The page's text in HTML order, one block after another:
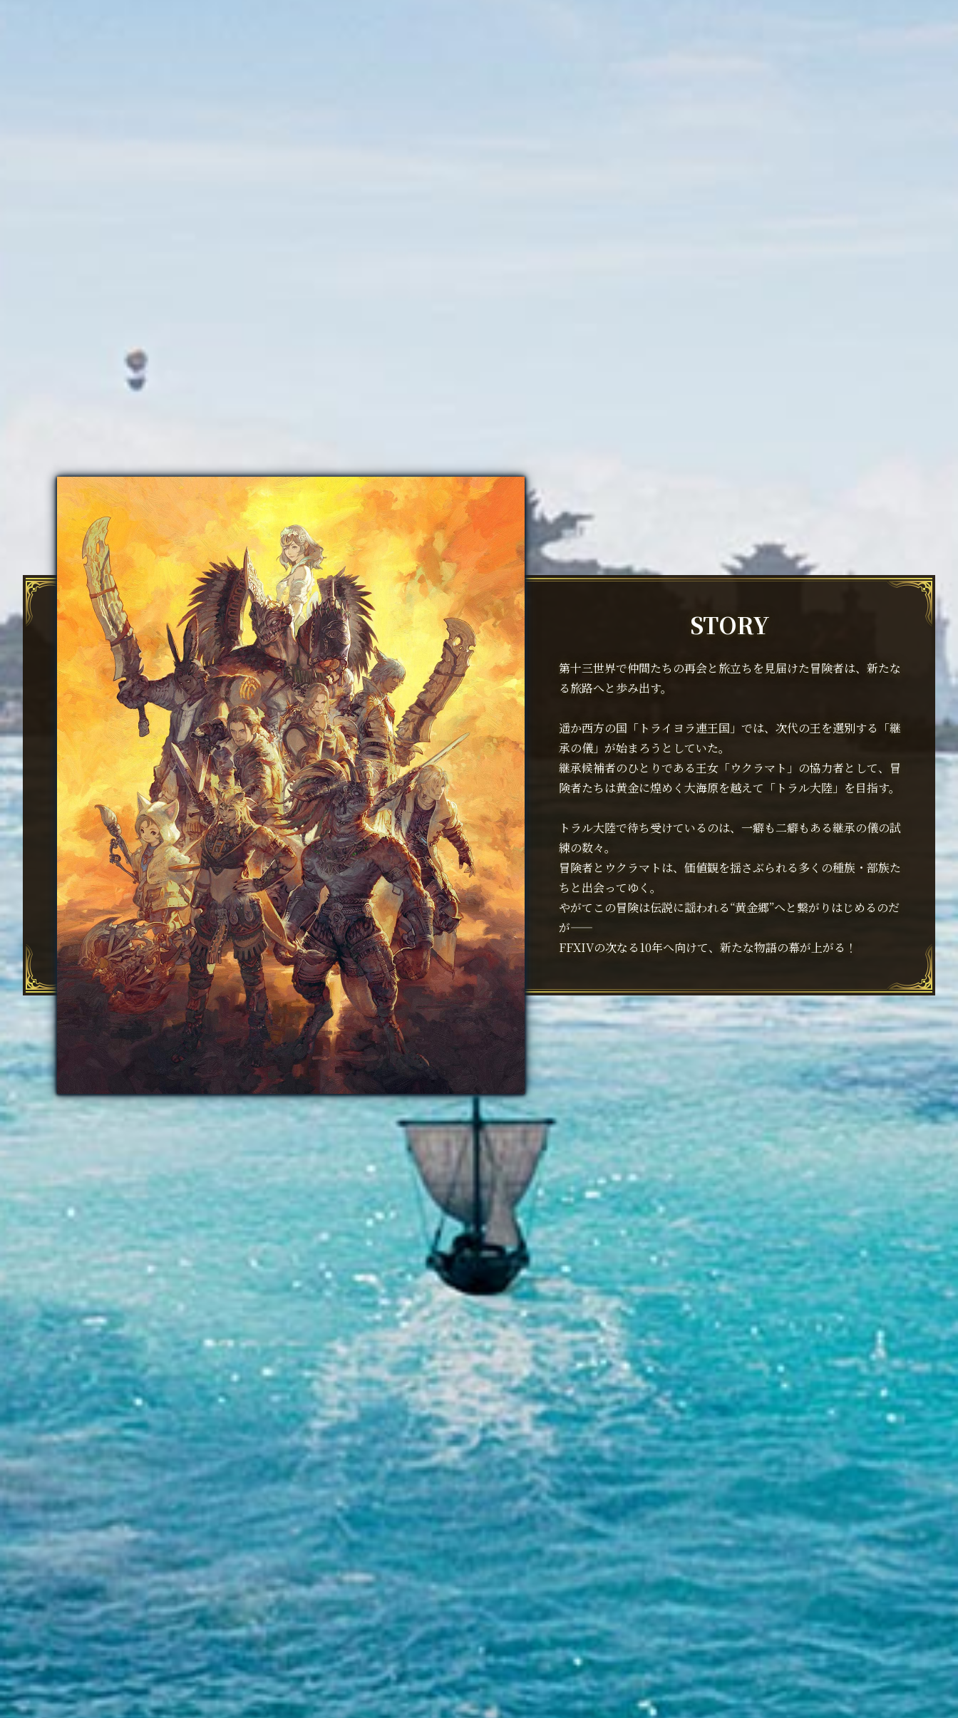
STORY
第十三世界で仲間たちの再会と旅立ちを見届けた冒険者は、新たな
る旅路へと歩み出す。
遥か西方の国「トライヨラ連王国」では、次代の王を選別する「継
承の儀」が始まろうとしていた。
継承候補者のひとりである王女「ウクラマト」の協力者として、冒
険者たちは黄金に煌めく大海原を越えて「トラル大陸」を目指す。
トラル大陸で待ち受けているのは、一癖も二癖もある継承の儀の試
練の数々。
冒険者とウクラマトは、価値観を揺さぶられる多くの種族・部族た
ちと出会ってゆく。
やがてこの冒険は伝説に謡われる“黄金郷”へと繋がりはじめるのだ
が――
FFXIVの次なる10年へ向けて、新たな物語の幕が上がる！